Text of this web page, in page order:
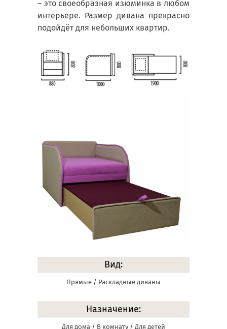
– это своеобразная изюминка в любом
интерьере. Размер дивана прекрасно
подойдёт для небольших квартир.
Вид:
Прямые / Раскладные диваны
Назначение:
Для дома / В комнату / Для детей